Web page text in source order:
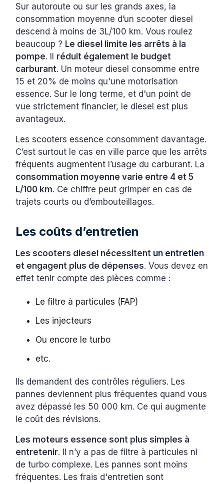
Sur autoroute ou sur les grands axes, la
consommation moyenne d’un scooter diesel
descend à moins de 3L/100 km. Vous roulez
beaucoup ? Le diesel limite les arrêts à la
pompe. Il réduit également le budget
carburant. Un moteur diesel consomme entre
15 et 20% de moins qu'une motorisation
essence. Sur le long terme, et d'un point de
vue strictement financier, le diesel est plus
avantageux.
Les scooters essence consomment davantage.
C’est surtout le cas en ville parce que les arrêts
fréquents augmentent l’usage du carburant. La
consommation moyenne varie entre 4 et 5
L/100 km. Ce chiffre peut grimper en cas de
trajets courts ou d’embouteillages.
Les coûts d’entretien
Les scooters diesel nécessitent un entretien
et engagent plus de dépenses. Vous devez en
effet tenir compte des pièces comme :
Le filtre à particules (FAP)
Les injecteurs
Ou encore le turbo
etc.
Ils demandent des contrôles réguliers. Les
pannes deviennent plus fréquentes quand vous
avez dépassé les 50 000 km. Ce qui augmente
le coût des révisions.
Les moteurs essence sont plus simples à
entretenir. Il n’y a pas de filtre à particules ni
de turbo complexe. Les pannes sont moins
fréquentes. Les frais d'entretien sont